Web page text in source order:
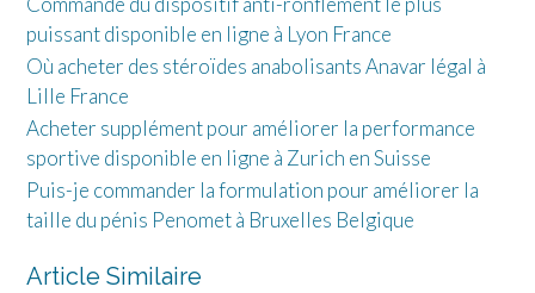
puissant disponible en ligne à Lyon France
Où acheter des stéroïdes anabolisants Anavar légal à
Lille France
Acheter supplément pour améliorer la performance
sportive disponible en ligne à Zurich en Suisse
Puis-je commander la formulation pour améliorer la
taille du pénis Penomet à Bruxelles Belgique
Article Similaire